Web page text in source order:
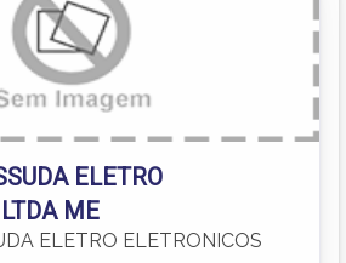
ELETRO
ME
ELETRO ELETRONICOS